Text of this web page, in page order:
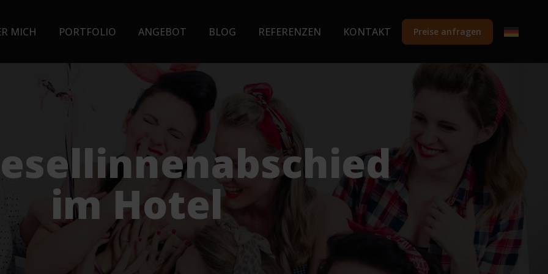
MICH PORTFOLIO ANGEBOT BLOG REFERENZEN KONTAKT Preise anfragen
im Hotel